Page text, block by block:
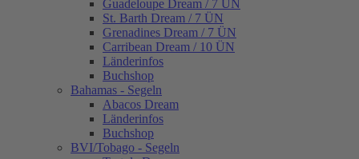
Guadeloupe Dream / 7 ÜN
St. Barth Dream / 7 ÜN
Grenadines Dream / 7 ÜN
Carribean Dream / 10 ÜN
Länderinfos
Buchshop
Bahamas - Segeln
Abacos Dream
Länderinfos
Buchshop
BVI/Tobago - Segeln